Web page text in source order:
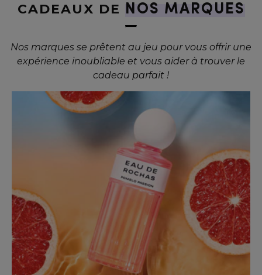
CADEAUX DE
NOS MARQUES
Nos marques se prêtent au jeu pour vous offrir une
expérience inoubliable et vous aider à trouver le
cadeau parfait !